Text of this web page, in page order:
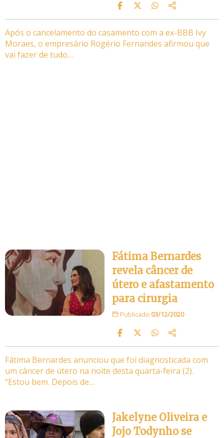
Após o cancelamento do casamento com a ex-BBB Ivy
Moraes, o empresário Rogério Fernandes afirmou que
vai fazer de tudo…
Fátima Bernardes
revela câncer de
útero e afastamento
para cirurgia
Publicado 03/12/2020
Fátima Bernardes anunciou que foi diagnosticada com
um câncer de útero na noite desta quarta-feira (2).
“Estou bem. Depois de…
Jakelyne Oliveira e
Jojo Todynho se